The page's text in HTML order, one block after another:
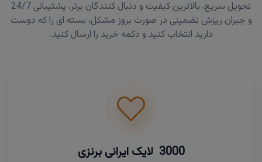
تحویل سریع، بالاترین کیفیت و دنبال کنندگان برتر، پشتیبانی 24/7
و جبران ریزش تضمینی در صورت بروز مشکل، بسته ای را که دوست
دارید انتخاب کنید و دکمه خرید را ارسال کنید.
3000 لایک ایرانی برنزی